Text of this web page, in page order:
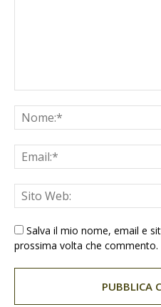
Salva il mio nome, email e
prossima volta che commento.